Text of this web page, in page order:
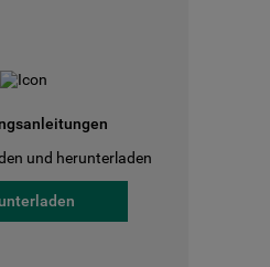
und herunterladen